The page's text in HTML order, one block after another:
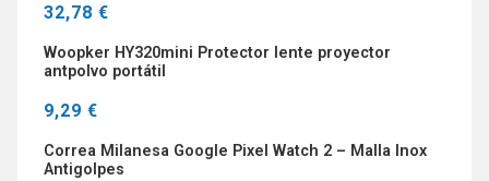
32,78 €
Woopker HY320mini Protector lente proyector
antpolvo portátil
9,29 €
Correa Milanesa Google Pixel Watch 2 – Malla Inox
Antigolpes